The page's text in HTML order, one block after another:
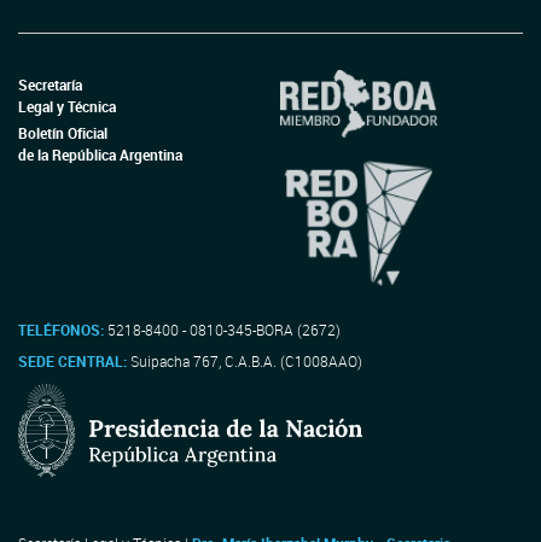
Secretaría
Legal y Técnica
Boletín Oficial
de la República Argentina
TELÉFONOS: 5218-8400 - 0810-345-BORA (2672)
SEDE CENTRAL:Suipacha 767, C.A.B.A. (C1008AAO)